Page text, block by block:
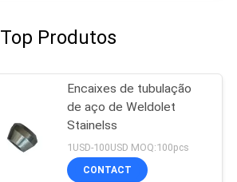
Top Produtos
Encaixes de tubulação
de aço de Weldolet
Stainelss
1USD-100USD MOQ:100pcs
CONTACT